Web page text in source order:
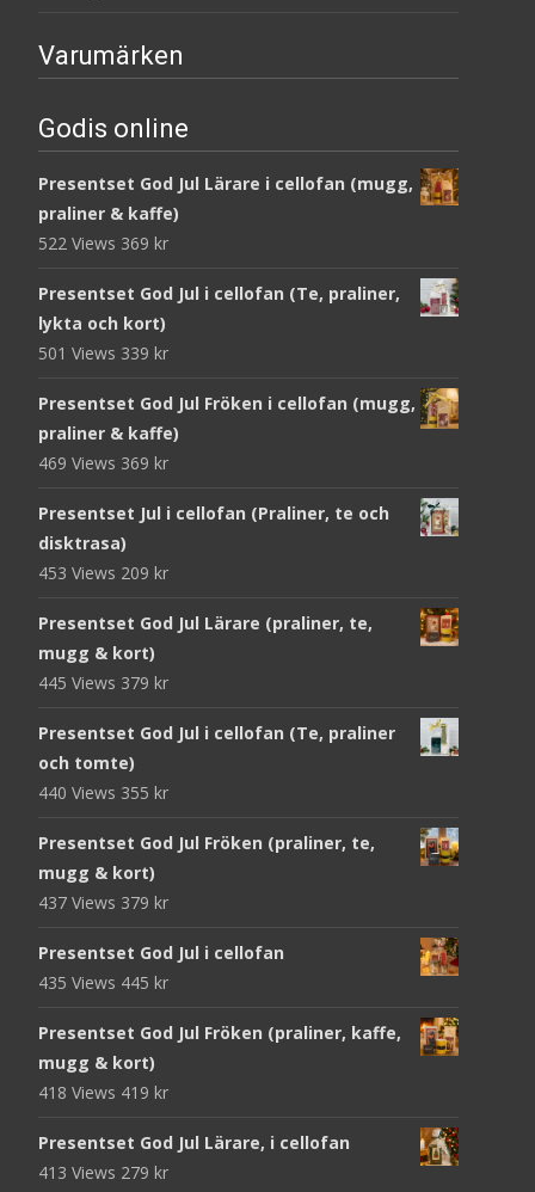
Varumärken
Godis online
Presentset God Jul Lärare i cellofan (mugg,
praliner & kaffe)
522 Views 369 kr
Presentset God Jul i cellofan (Te, praliner,
lykta och kort)
501 Views 339 kr
Presentset God Jul Fröken i cellofan (mugg,
praliner & kaffe)
469 Views 369 kr
Presentset Jul i cellofan (Praliner, te och
disktrasa)
453 Views 209 kr
Presentset God Jul Lärare (praliner, te,
mugg & kort)
445 Views 379 kr
Presentset God Jul i cellofan (Te, praliner
och tomte)
440 Views 355 kr
Presentset God Jul Fröken (praliner, te,
mugg & kort)
437 Views 379 kr
Presentset God Jul i cellofan
435 Views 445 kr
Presentset God Jul Fröken (praliner, kaffe,
mugg & kort)
418 Views 419 kr
Presentset God Jul Lärare, i cellofan
413 Views 279 kr